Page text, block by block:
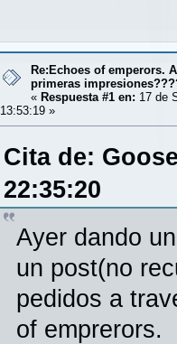
Re:Echoes of emperors.
primeras
« Respuesta #1 en: 17 de
13:53:19 »
Cita de:
22:35:20
Ayer dando
un post(no
pedidos a
of emprerors.